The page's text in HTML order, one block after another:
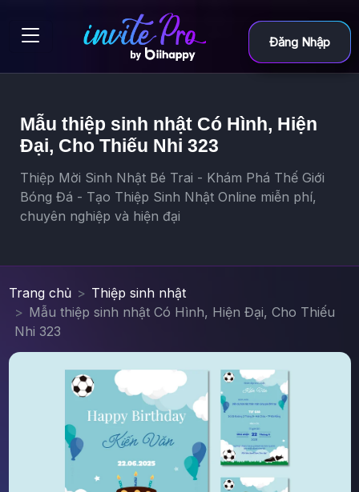
Đăng Nhập
Mẫu thiệp sinh nhật Có Hình, Hiện
Đại, Cho Thiếu Nhi 323
Thiệp Mời Sinh Nhật Bé Trai - Khám Phá Thế Giới
Bóng Đá - Tạo Thiệp Sinh Nhật Online miễn phí,
chuyên nghiệp và hiện đại
Trang chủ
Thiệp sinh nhật
Mẫu thiệp sinh nhật Có Hình, Hiện Đại, Cho Thiếu
Nhi 323